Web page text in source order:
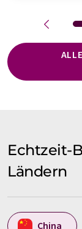
Echtzeit-
Ländern
China